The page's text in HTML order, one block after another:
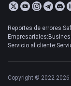
Reportes de
Servicio al
Copyright © 2022-2026